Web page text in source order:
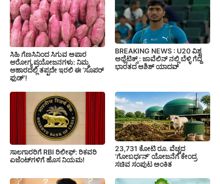
ಸಿಹಿ ಗೆಣಸಿನಿಂದ ಸಿಗುವ ಅಪಾರ
ಆರೋಗ್ಯ ಪ್ರಯೋಜನಗಳು: ನಿಮ್ಮ
ಆಹಾರದಲ್ಲಿ ತಪ್ಪದೇ ಇರಲಿ ಈ ‘ಸೂಪರ್
ಫುಡ್’!
BREAKING NEWS : U20 ವಿಶ್ವ
ಅಥ್ಲೆಟಿಕ್ಸ್‌ : ಜಾವೆಲಿನ್ ನಲ್ಲಿ ಬೆಳ್ಳಿ ಗೆದ್ದ
ಭಾರತದ ಆಶಿಶ್ ಯಾದವ್
ಸಾಲಗಾರರಿಗೆ RBI ರಿಲೀಫ್‌: ರಿಕವರಿ
ಏಜೆಂಟ್‌ಗಳಿಗೆ ಹೊಸ ನಿಯಮ!
23,731 ಕೋಟಿ ರೂ. ವೆಚ್ಚದ
‘ಗೋಬರ್ಧನ್’ ಯೋಜನೆಗೆ ಕೇಂದ್ರ
ಸಚಿವ ಸಂಪುಟ ಅಂಕಿತ